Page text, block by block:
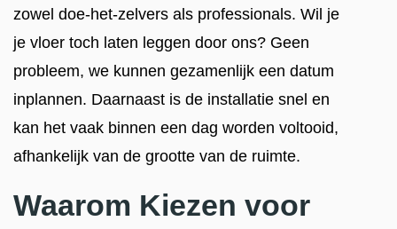
zowel doe-het-zelvers als professionals. Wil je
je vloer toch laten leggen door ons? Geen
probleem, we kunnen gezamenlijk een datum
inplannen. Daarnaast is de installatie snel en
kan het vaak binnen een dag worden voltooid,
afhankelijk van de grootte van de ruimte.
Waarom Kiezen voor